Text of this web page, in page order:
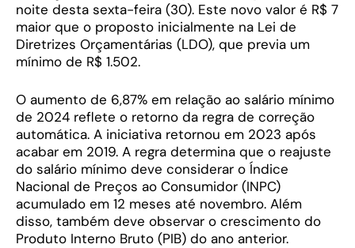
noite desta sexta-feira (30). Este novo valor é R$ 7
maior que o proposto inicialmente na Lei de
Diretrizes Orçamentárias (LDO), que previa um
mínimo de R$ 1.502.
O aumento de 6,87% em relação ao salário mínimo
de 2024 reflete o retorno da regra de correção
automática. A iniciativa retornou em 2023 após
acabar em 2019. A regra determina que o reajuste
do salário mínimo deve considerar o Índice
Nacional de Preços ao Consumidor (INPC)
acumulado em 12 meses até novembro. Além
disso, também deve observar o crescimento do
Produto Interno Bruto (PIB) do ano anterior.